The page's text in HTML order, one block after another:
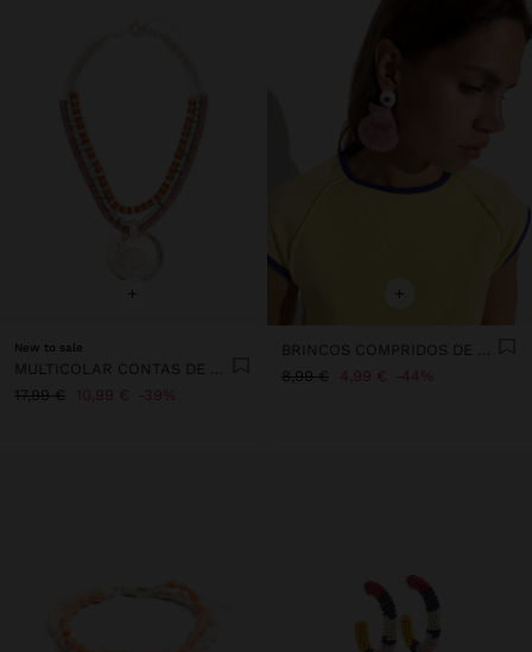
+
New to sale
17,99 €
10,99 € 39%
+
8,99 €
4,99 € 44%